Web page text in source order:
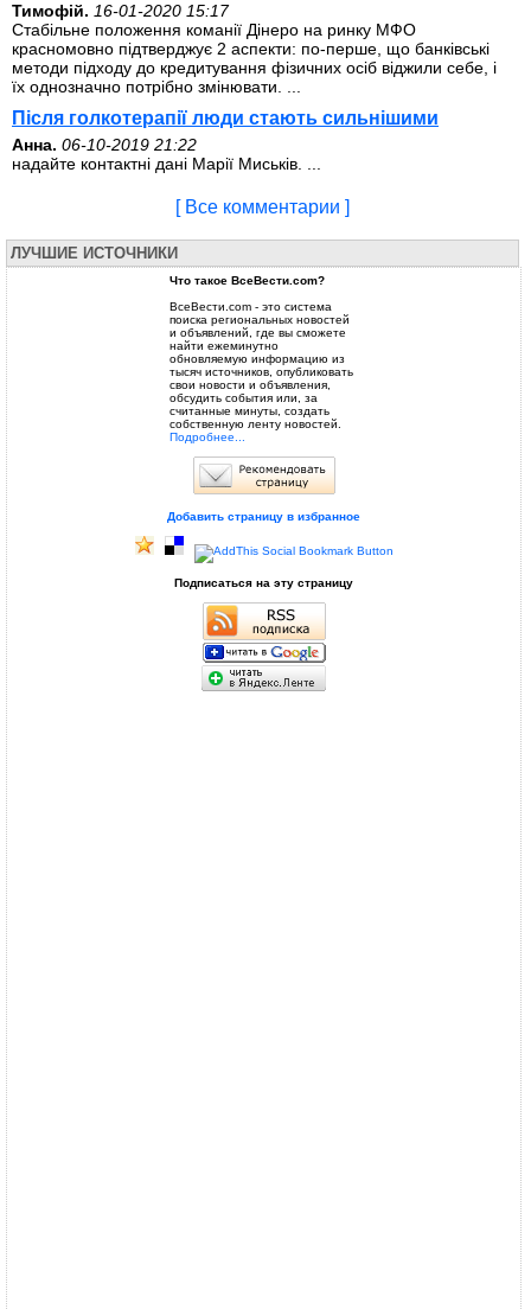
Тимофій. 16-01-2020 15:17
Стабільне положення команії Дінеро на ринку МФО
красномовно підтверджує 2 аспекти: по-перше, що банківські
методи підходу до кредитування фізичних осіб віджили себе, і
їх однозначно потрібно змінювати. ...
Після голкотерапії люди стають сильнішими
Анна. 06-10-2019 21:22
надайте контактні дані Марії Миськів. ...
[ Все комментарии ]
ЛУЧШИЕ ИСТОЧНИКИ
Что такое ВсеВести.com?
ВсеВести.com - это система
поиска региональных новостей
и объявлений, где вы сможете
найти ежеминутно
обновляемую информацию из
тысяч источников, опубликовать
свои новости и объявления,
обсудить события или, за
считанные минуты, создать
собственную ленту новостей.
Подробнее...
Добавить страницу в избранное
Подписаться на эту страницу